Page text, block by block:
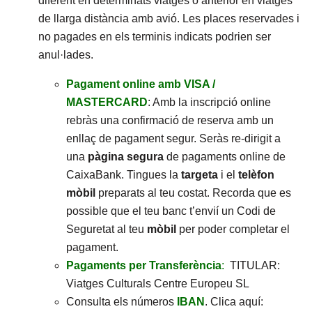
de llarga distància amb avió. Les places reservades i
no pagades en els terminis indicats podrien ser
anul·lades.
Pagament online amb VISA /
MASTERCARD: Amb la inscripció online
rebràs una confirmació de reserva amb un
enllaç de pagament segur. Seràs re-dirigit a
una pàgina segura de pagaments online de
CaixaBank. Tingues la targeta i el telèfon
mòbil preparats al teu costat. Recorda que es
possible que el teu banc t’envií un Codi de
Seguretat al teu mòbil per poder completar el
pagament.
Pagaments per Transferència: TITULAR:
Viatges Culturals Centre Europeu SL
Consulta els números
IBAN . Clica aquí: